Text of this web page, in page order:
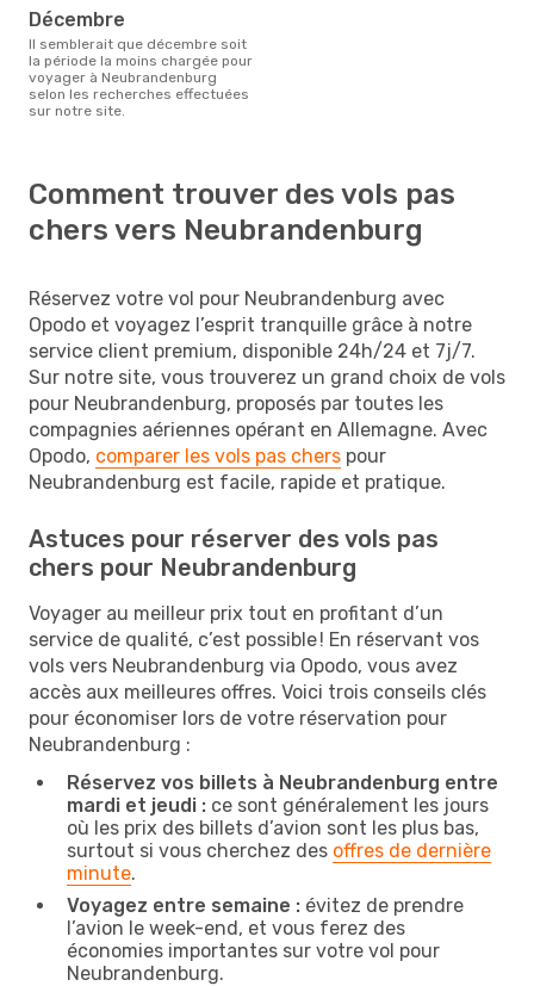
décembre
Il semblerait que décembre soit
la période la moins chargée pour
voyager à Neubrandenburg
selon les recherches effectuées
sur notre site.
Comment trouver des vols pas
chers vers Neubrandenburg
Réservez votre vol pour Neubrandenburg avec
Opodo et voyagez l’esprit tranquille grâce à notre
service client premium, disponible 24h/24 et 7j/7.
Sur notre site, vous trouverez un grand choix de vols
pour Neubrandenburg, proposés par toutes les
compagnies aériennes opérant en Allemagne. Avec
Opodo, comparer les vols pas chers pour
Neubrandenburg est facile, rapide et pratique.
Astuces pour réserver des vols pas
chers pour Neubrandenburg
Voyager au meilleur prix tout en profitant d’un
service de qualité, c’est possible ! En réservant vos
vols vers Neubrandenburg via Opodo, vous avez
accès aux meilleures offres. Voici trois conseils clés
pour économiser lors de votre réservation pour
Neubrandenburg :
Réservez vos billets à Neubrandenburg entre
mardi et jeudi : ce sont généralement les jours
où les prix des billets d’avion sont les plus bas,
surtout si vous cherchez des offres de dernière
minute.
Voyagez entre semaine : évitez de prendre
l’avion le week-end, et vous ferez des
économies importantes sur votre vol pour
Neubrandenburg.